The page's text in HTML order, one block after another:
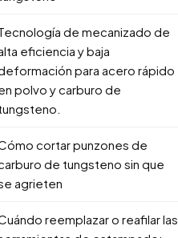
de mecanizado de
eficiencia y baja
para acero rápido
polvo y carburo de
cortar punzones de
de tungsteno sin que
agrieten
reemplazar o reafilar las